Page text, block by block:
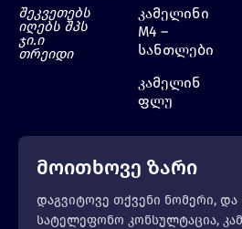
შეკვეთებს
იღებს შპს
ჯი.ი
თრეიდი
კამელინი
M4 –
სანთლები
კამელინ
ფლუ
მოითხოვე ზარი
დაგვიტოვე თქვენი ნომერი, და
სატელეფონო კონსულტაცია,